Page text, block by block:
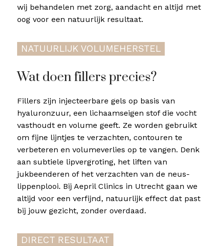
wij behandelen met zorg, aandacht en altijd met
oog voor een natuurlijk resultaat.
NATUURLIJK VOLUMEHERSTEL
Wat doen fillers precies?
Fillers zijn injecteerbare gels op basis van
hyaluronzuur, een lichaamseigen stof die vocht
vasthoudt en volume geeft. Ze worden gebruikt
om fijne lijntjes te verzachten, contouren te
verbeteren en volumeverlies op te vangen. Denk
aan subtiele lipvergroting, het liften van
jukbeenderen of het verzachten van de neus-
lippenplooi. Bij Aepril Clinics in Utrecht gaan we
altijd voor een verfijnd, natuurlijk effect dat past
bij jouw gezicht, zonder overdaad.
DIRECT RESULTAAT